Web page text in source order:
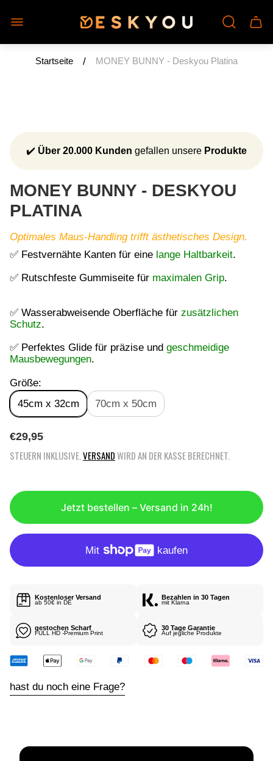
Laden-
Logo"
Startseite / MONEY BUNNY - Deskyou Platina
✔️ Über 20.000 Kunden gefallen unsere Produkte
MONEY BUNNY - DESKYOU
PLATINA
Optimales Maus-Handling trifft ästhetisches Design.
✅ Festvernähte Kanten für eine lange Haltbarkeit.
✅ Rutschfeste Gummiseite für maximalen Grip.
✅ Wasserabweisende Oberfläche für zusätzlichen
Schutz.
✅ Perfektes Glide für präzise und geschmeidige
Mausbewegungen.
Größe:
45cm x 32cm
70cm x 50cm
R
G
Ä
R
R
P
R
€29,95
STEUERN INKLUSIVE. VERSANDWIRD AN DER KASSE BERECHNET.
Jetzt bestellen – Versand in 24h!
Kostenloser Versand
ab 50€ in DE
Bezahlen in 30 Tagen
mit Klarna
gestochen Scharf
FULL HD -Premium Print
30 Tage Garantie
Auf jegliche Produkte
hast du noch eine Frage?